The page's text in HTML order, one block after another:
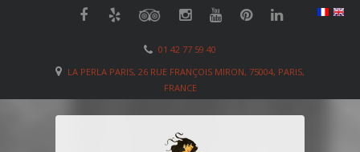
01 42 77 59 40
LA PERLA PARIS, 26 RUE FRANÇOIS MIRON, 75004, PARIS,
FRANCE